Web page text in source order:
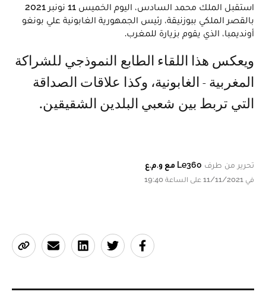
استقبل الملك محمد السادس، اليوم الخميس 11 نونبر 2021
بالقصر الملكي ببوزنيقة، رئيس الجمهورية الغابونية علي بونغو
أونديمبا، الذي يقوم بزيارة للمغرب.
ويعكس هذا اللقاء الطابع النموذجي للشراكة
المغربية - الغابونية، وكذا علاقات الصداقة
التي تربط بين شعبي البلدين الشقيقين.
تحرير من طرف Le360 مع و.م.ع
في 11/11/2021 على الساعة 19:40